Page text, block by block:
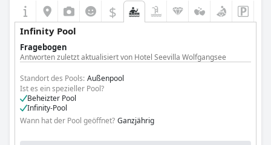
$
Infinity Pool
Fragebogen
Antworten zuletzt aktualisiert von Hotel Seevilla Wolfgangsee
Standort des Pools: Außenpool
Ist es ein spezieller Pool?
Beheizter Pool
Infinity-Pool
Wann hat der Pool geöffnet? Ganzjährig